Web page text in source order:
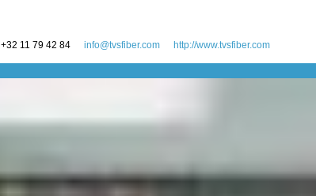
+32 11 79 42 84 info@tvsfiber.com http://www.tvsfiber.com